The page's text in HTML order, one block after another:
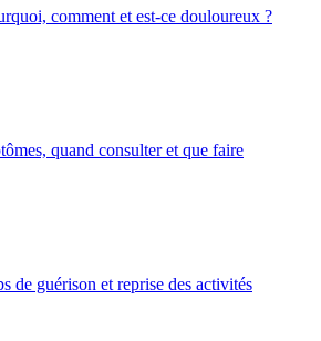
comment et est-ce douloureux ?
quand consulter et que faire
de guérison et reprise des activités